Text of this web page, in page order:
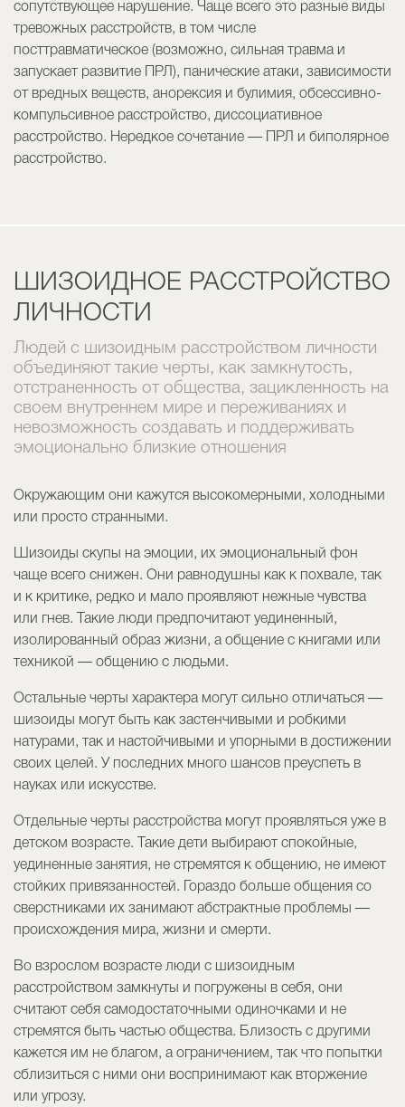
сопутствующее нарушение. Чаще всего это разные виды
тревожных расстройств, в том числе
посттравматическое (возможно, сильная травма и
запускает развитие ПРЛ), панические атаки, зависимости
от вредных веществ, анорексия и булимия, обсессивно-
компульсивное расстройство, диссоциативное
расстройство. Нередкое сочетание — ПРЛ и биполярное
расстройство.
ШИЗОИДНОЕ РАССТРОЙСТВО
ЛИЧНОСТИ
Людей с шизоидным расстройством личности
объединяют такие черты, как замкнутость,
отстраненность от общества, зацикленность на
своем внутреннем мире и переживаниях и
невозможность создавать и поддерживать
эмоционально близкие отношения
Окружающим они кажутся высокомерными, холодными
или просто странными.
Шизоиды скупы на эмоции, их эмоциональный фон
чаще всего снижен. Они равнодушны как к похвале, так
и к критике, редко и мало проявляют нежные чувства
или гнев. Такие люди предпочитают уединенный,
изолированный образ жизни, а общение с книгами или
техникой — общению с людьми.
Остальные черты характера могут сильно отличаться —
шизоиды могут быть как застенчивыми и робкими
натурами, так и настойчивыми и упорными в достижении
своих целей. У последних много шансов преуспеть в
науках или искусстве.
Отдельные черты расстройства могут проявляться уже в
детском возрасте. Такие дети выбирают спокойные,
уединенные занятия, не стремятся к общению, не имеют
стойких привязанностей. Гораздо больше общения со
сверстниками их занимают абстрактные проблемы —
происхождения мира, жизни и смерти.
Во взрослом возрасте люди с шизоидным
расстройством замкнуты и погружены в себя, они
считают себя самодостаточными одиночками и не
стремятся быть частью общества. Близость с другими
кажется им не благом, а ограничением, так что попытки
сблизиться с ними они воспринимают как вторжение
или угрозу.